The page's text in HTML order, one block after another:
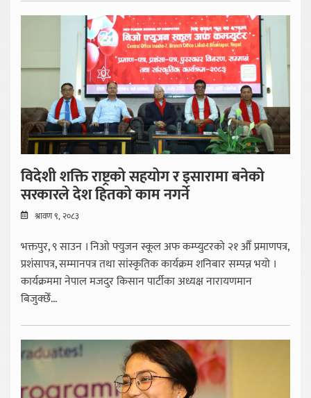
विदेशी शक्ति राष्ट्रको सहयोग र इसारामा बनेको
सरकारले देश हितको काम नगर्ने
श्रावण ९, २०८३
भक्तपुर, ९ साउन । निओ फ्युजन स्कूल अफ कम्प्युटरको २१ औँ प्रमाणपत्र,
प्रशंसापत्र, सम्मानपत्र तथा सांस्कृतिक कार्यक्रम शनिबार सम्पन्न भयो ।
कार्यक्रममा नेपाल मजदुर किसान पार्टीका अध्यक्ष नारायणमान
बिजुक्छेँ...